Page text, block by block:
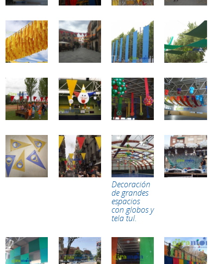
Decoración
de grandes
espacios
con globos y
tela tul.